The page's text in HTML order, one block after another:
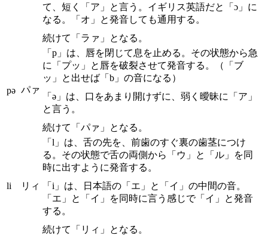
て、短く「ア」と言う。イギリス英語だと「ɔ」に
なる。「オ」と発音しても通用する。
続けて「ラァ」となる。
pə パァ
「p」は、唇を閉じて息を止める。その状態から急
に「プッ」と唇を破裂させて発音する。（「ブ
ッ」と出せば「b」の音になる）
「ə」は、口をあまり開けずに、弱く曖昧に「ア」
と言う。
続けて「パァ」となる。
li リィ
「l」は、舌の先を、前歯のすぐ裏の歯茎につけ
る。その状態で舌の両側から「ウ」と「ル」を同
時に出すように発音する。
「i」は、日本語の「エ」と「イ」の中間の音。
「エ」と「イ」を同時に言う感じで「イ」と発音
する。
続けて「リィ」となる。